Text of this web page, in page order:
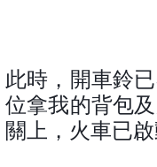
此時，開車鈴
位拿我的背包
關上，火車已啟